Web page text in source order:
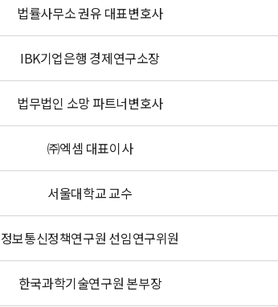
법률사무소 권유 대표변호사
IBK기업은행 경제연구소장
법무법인 소망 파트너변호사
㈜엑셈 대표이사
서울대학교 교수
정보통신정책연구원 선임연구위원
한국과학기술연구원 본부장